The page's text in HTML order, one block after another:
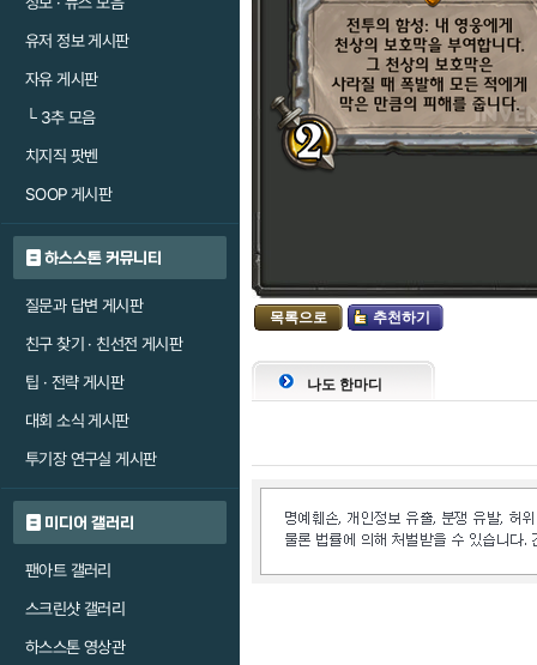
유저 정보 게시판
자유 게시판
└3추 모음
치지직 팟벤
SOOP 게시판
하스스톤 커뮤니티
질문과 답변 게시판
친구 찾기 · 친선전 게시판
팁 · 전략 게시판
대회 소식 게시판
투기장 연구실 게시판
미디어 갤러리
팬아트 갤러리
스크린샷 갤러리
하스스톤 영상관
목록으로 추천하기
나도 한마디